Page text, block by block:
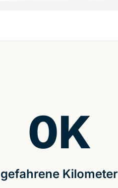
gefahrene Kilometer
0K